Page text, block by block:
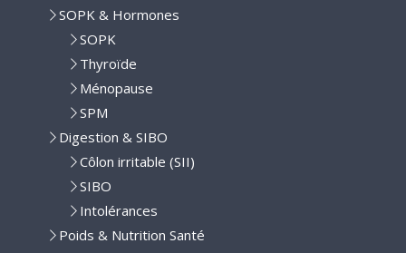
SOPK & Hormones
SOPK
Thyroïde
Ménopause
SPM
Digestion & SIBO
Côlon irritable (SII)
SIBO
Intolérances
Poids & Nutrition Santé